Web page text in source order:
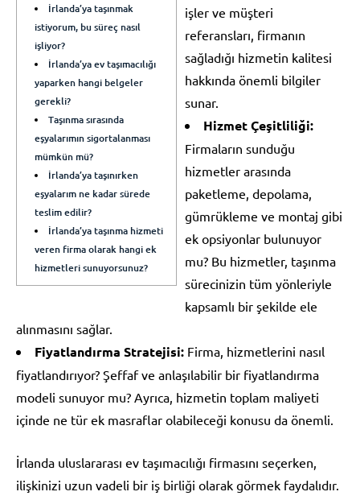
İrlanda’ya taşınmak
istiyorum, bu süreç nasıl
işliyor?
İrlanda’ya ev taşımacılığı
yaparken hangi belgeler
gerekli?
Taşınma sırasında
eşyalarımın sigortalanması
mümkün mü?
İrlanda’ya taşınırken
eşyalarım ne kadar sürede
teslim edilir?
İrlanda’ya taşınma hizmeti
veren firma olarak hangi ek
hizmetleri sunuyorsunuz?
işler ve müşteri
referansları, firmanın
sağladığı hizmetin kalitesi
hakkında önemli bilgiler
sunar.
Hizmet Çeşitliliği:
Firmaların sunduğu
hizmetler arasında
paketleme, depolama,
gümrükleme ve montaj gibi
ek opsiyonlar bulunuyor
mu? Bu hizmetler, taşınma
sürecinizin tüm yönleriyle
kapsamlı bir şekilde ele
alınmasını sağlar.
Fiyatlandırma Stratejisi: Firma, hizmetlerini nasıl
fiyatlandırıyor? Şeffaf ve anlaşılabilir bir fiyatlandırma
modeli sunuyor mu? Ayrıca, hizmetin toplam maliyeti
içinde ne tür ek masraflar olabileceği konusu da önemli.
İrlanda uluslararası ev taşımacılığı firmasını seçerken,
ilişkinizi uzun vadeli bir iş birliği olarak görmek faydalıdır.